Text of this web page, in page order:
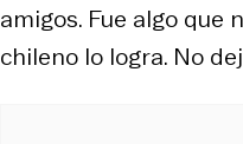
amigos. Fue algo que
chileno lo logra. No